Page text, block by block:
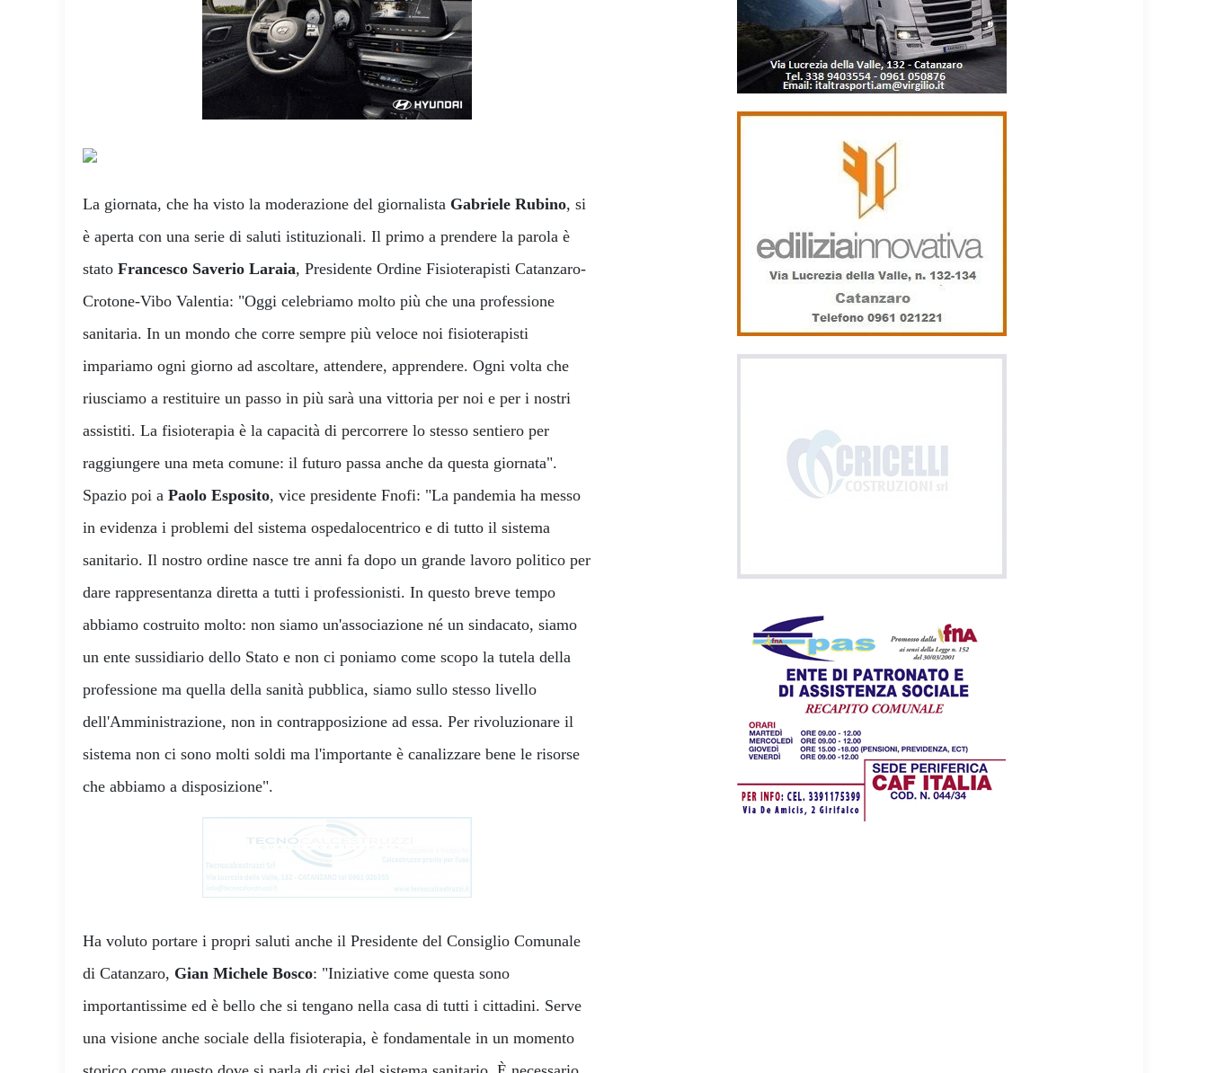
La giornata, che ha visto la moderazione del giornalista Gabriele Rubino, si
è aperta con una serie di saluti istituzionali. Il primo a prendere la parola è
stato Francesco Saverio Laraia, Presidente Ordine Fisioterapisti Catanzaro-
Crotone-Vibo Valentia: "Oggi celebriamo molto più che una professione
sanitaria. In un mondo che corre sempre più veloce noi fisioterapisti
impariamo ogni giorno ad ascoltare, attendere, apprendere. Ogni volta che
riusciamo a restituire un passo in più sarà una vittoria per noi e per i nostri
assistiti. La fisioterapia è la capacità di percorrere lo stesso sentiero per
raggiungere una meta comune: il futuro passa anche da questa giornata".
Spazio poi a Paolo Esposito, vice presidente Fnofi: "La pandemia ha messo
in evidenza i problemi del sistema ospedalocentrico e di tutto il sistema
sanitario. Il nostro ordine nasce tre anni fa dopo un grande lavoro politico per
dare rappresentanza diretta a tutti i professionisti. In questo breve tempo
abbiamo costruito molto: non siamo un'associazione né un sindacato, siamo
un ente sussidiario dello Stato e non ci poniamo come scopo la tutela della
professione ma quella della sanità pubblica, siamo sullo stesso livello
dell'Amministrazione, non in contrapposizione ad essa. Per rivoluzionare il
sistema non ci sono molti soldi ma l'importante è canalizzare bene le risorse
che abbiamo a disposizione".
Ha voluto portare i propri saluti anche il Presidente del Consiglio Comunale
di Catanzaro, Gian Michele Bosco: "Iniziative come questa sono
importantissime ed è bello che si tengano nella casa di tutti i cittadini. Serve
una visione anche sociale della fisioterapia, è fondamentale in un momento